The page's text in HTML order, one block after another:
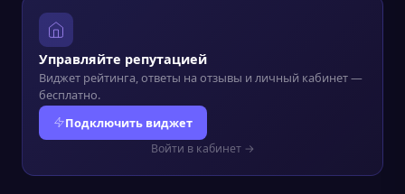
Управляйте репутацией
Виджет рейтинга, ответы на отзывы и личный кабинет —
бесплатно.
Подключить виджет
Войти в кабинет →